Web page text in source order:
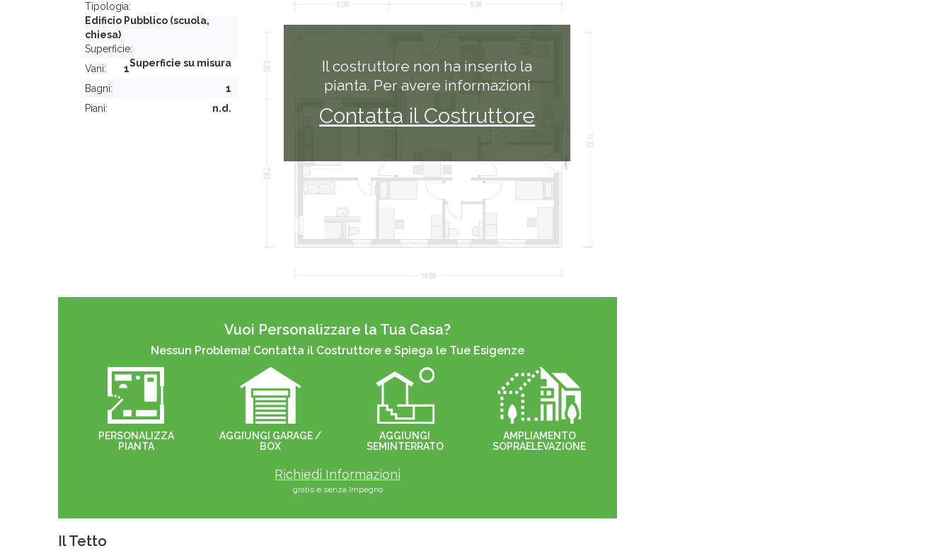
Tipologia:
Edificio Pubblico (scuola,
chiesa)
Superficie:
Superficie su misura
Vani:
1
Bagni:
1
Piani:
n.d.
Il costruttore non ha inserito la
pianta. Per avere informazioni
Contatta il Costruttore
Vuoi Personalizzare la Tua Casa?
Nessun Problema! Contatta il Costruttore e Spiega le Tue Esigenze
PERSONALIZZA
PIANTA
AGGIUNGI GARAGE /
BOX
AGGIUNGI
SEMINTERRATO
AMPLIAMENTO
SOPRAELEVAZIONE
Richiedi Informazioni
gratis e senza Impegno
Il Tetto